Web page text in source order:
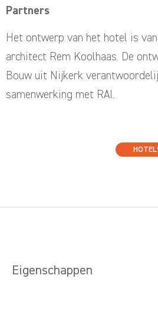
Partners
Het ontwerp van het hotel is
architect Rem Koolhaas. De
Bouw uit Nijkerk
samenwerking met RAI.
Eigenschappen